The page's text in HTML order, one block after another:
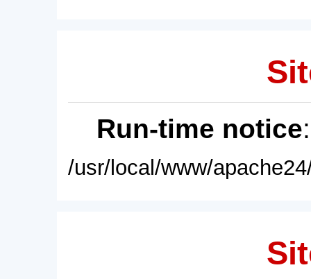
Run-time notice
/usr/local/www/